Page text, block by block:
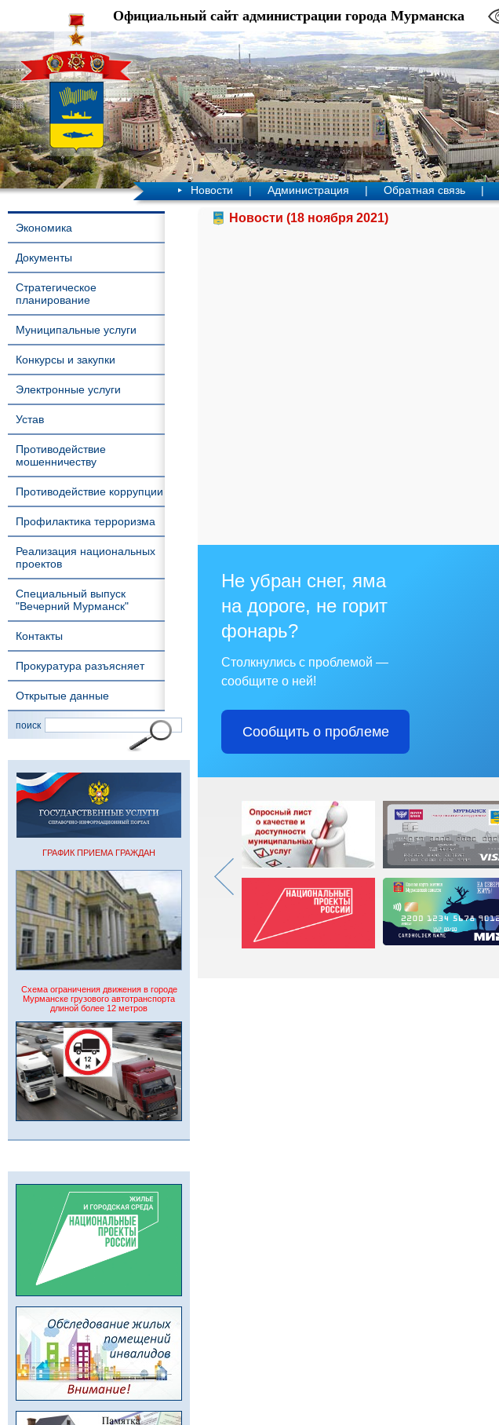
Официальный сайт администрации города Мурманска
Новости | Администрация | Обратная связь |
Экономика
Документы
Стратегическое
планирование
Муниципальные услуги
Конкурсы и закупки
Электронные услуги
Устав
Противодействие
мошенничеству
Противодействие коррупции
Профилактика терроризма
Реализация национальных
проектов
Специальный выпуск
"Вечерний Мурманск"
Контакты
Прокуратура разъясняет
Открытые данные
поиск
ГРАФИК ПРИЕМА ГРАЖДАН
Схема ограничения движения в городе
Мурманске грузового автотранспорта
длиной более 12 метров
Новости (18 ноября 2021)
Не убран снег, яма
на дороге, не горит
фонарь?
Столкнулись с проблемой —
сообщите о ней!
Сообщить о проблеме